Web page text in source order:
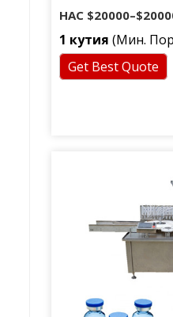
НАС $20000–
1 кутия (Мин.
Get Best Quote